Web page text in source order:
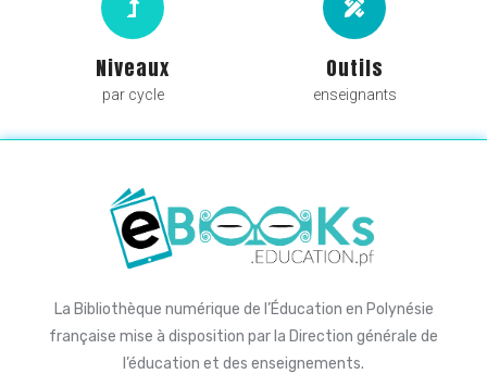
Niveaux
par cycle
Outils
enseignants
La Bibliothèque numérique de l’Éducation en Polynésie
française mise à disposition par la Direction générale de
l’éducation et des enseignements.